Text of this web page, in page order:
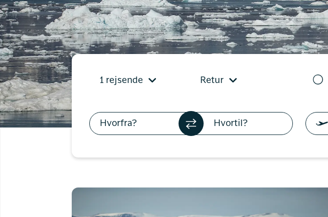
Flyrejser til
Qaqortoq
Flyrejser til
Kangerlussuaq
Sisimiut til
København
København til
Qaqortoq
1 rejsende Retur